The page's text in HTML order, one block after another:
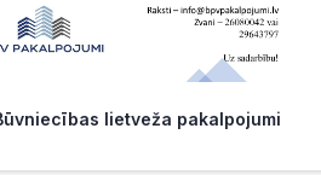
lietveža pakalpojumi